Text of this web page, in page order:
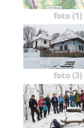
foto (1)
foto (3)